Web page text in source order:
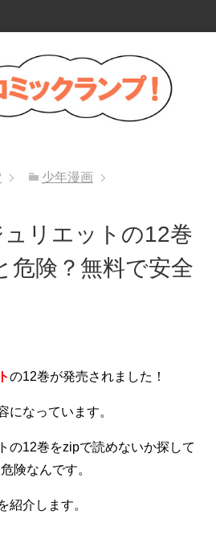
少年漫画
リエットの12巻
危険？無料で安全
の12巻が発売されました！
になっています。
の12巻をzipで読めないか探して
険なんです。
紹介します。